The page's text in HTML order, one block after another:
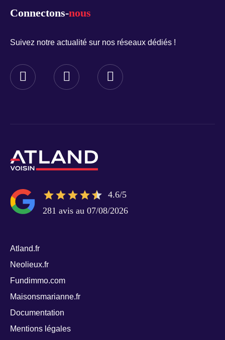
Connectons-nous
Suivez notre actualité sur nos réseaux dédiés !
4.6/5
281 avis au 07/08/2026
Atland.fr
Neolieux.fr
Fundimmo.com
Maisonsmarianne.fr
Documentation
Mentions légales